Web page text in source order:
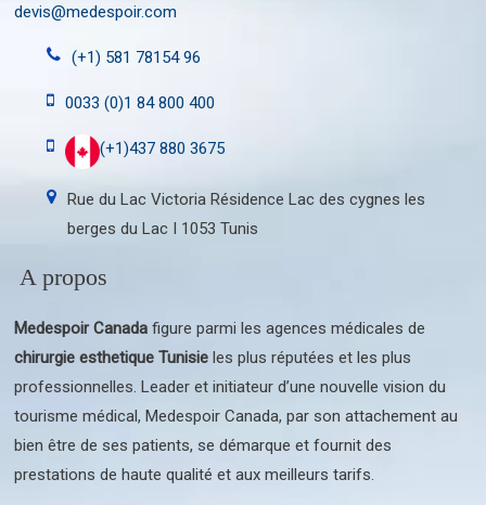
devis@medespoir.com
(+1) 581 78154 96
0033 (0)1 84 800 400
(+1)437 880 3675
Rue du Lac Victoria Résidence Lac des cygnes les
berges du Lac I 1053 Tunis
A propos
Medespoir Canada figure parmi les agences médicales de
chirurgie esthetique Tunisie les plus réputées et les plus
professionnelles. Leader et initiateur d’une nouvelle vision du
tourisme médical, Medespoir Canada, par son attachement au
bien être de ses patients, se démarque et fournit des
prestations de haute qualité et aux meilleurs tarifs.